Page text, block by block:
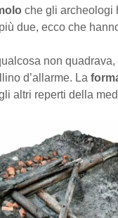
che gli archeologi
due, ecco che
non
d’allarme. La
altri reperti della